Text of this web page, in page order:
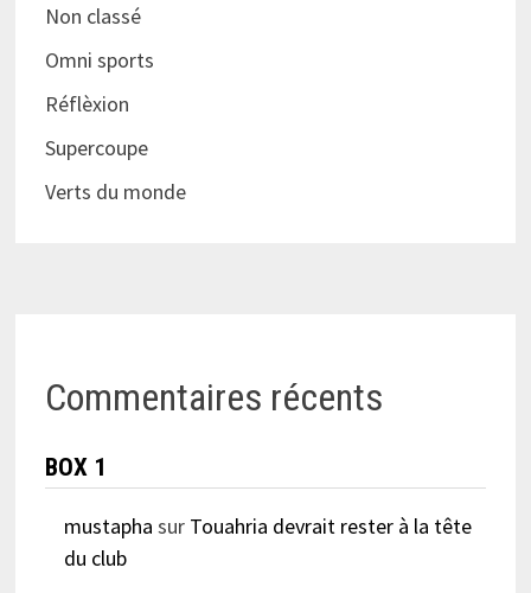
Non classé
Omni sports
Réflèxion
Supercoupe
Verts du monde
Commentaires récents
BOX 1
mustapha sur Touahria devrait rester à la tête
du club